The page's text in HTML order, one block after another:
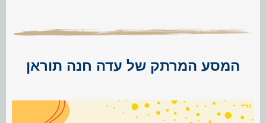
המסע המרתק של עדה חנה תוראן